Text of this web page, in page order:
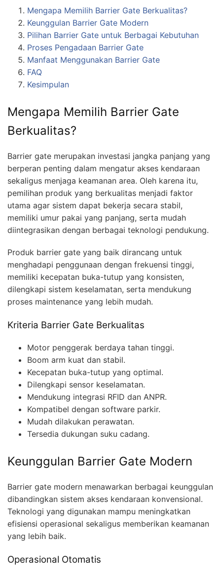
Mengapa Memilih Barrier Gate Berkualitas?
Keunggulan Barrier Gate Modern
Pilihan Barrier Gate untuk Berbagai Kebutuhan
Proses Pengadaan Barrier Gate
Manfaat Menggunakan Barrier Gate
FAQ
Kesimpulan
Mengapa Memilih Barrier Gate
Berkualitas?
Barrier gate merupakan investasi jangka panjang yang
berperan penting dalam mengatur akses kendaraan
sekaligus menjaga keamanan area. Oleh karena itu,
pemilihan produk yang berkualitas menjadi faktor
utama agar sistem dapat bekerja secara stabil,
memiliki umur pakai yang panjang, serta mudah
diintegrasikan dengan berbagai teknologi pendukung.
Produk barrier gate yang baik dirancang untuk
menghadapi penggunaan dengan frekuensi tinggi,
memiliki kecepatan buka-tutup yang konsisten,
dilengkapi sistem keselamatan, serta mendukung
proses maintenance yang lebih mudah.
Kriteria Barrier Gate Berkualitas
Motor penggerak berdaya tahan tinggi.
Boom arm kuat dan stabil.
Kecepatan buka-tutup yang optimal.
Dilengkapi sensor keselamatan.
Mendukung integrasi RFID dan ANPR.
Kompatibel dengan software parkir.
Mudah dilakukan perawatan.
Tersedia dukungan suku cadang.
Keunggulan Barrier Gate Modern
Barrier gate modern menawarkan berbagai keunggulan
dibandingkan sistem akses kendaraan konvensional.
Teknologi yang digunakan mampu meningkatkan
efisiensi operasional sekaligus memberikan keamanan
yang lebih baik.
Operasional Otomatis